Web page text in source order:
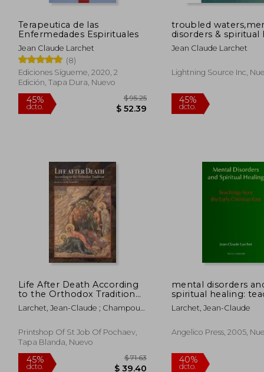
Terapeutica de las
Enfermedades Espirituales
Jean Claude Larchet
(8)
Ediciones Sígueme, 2020, 2
Edición, Tapa Dura, Nuevo
troubled
disorders & spiritual
teachings from the
christian east
Jean Claude Larchet
Lightning Source Inc,
dcto.
Life After Death According
to the Orthodox Tradition
(en Inglés)
Larchet, Jean-Claude ; Champoux,
Printshop Of St Job Of Pochaev,
Tapa Blanda, Nuevo
mental disorders
spiritual healing:
from the early
(en Inglés)
Larchet, Jean-Claude
Angelico Press, 2005,